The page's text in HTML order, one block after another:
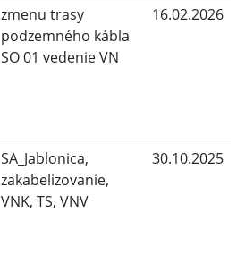
zmenu trasy
podzemného kábla
SO 01 vedenie VN
16.02.2026
SA_Jablonica,
zakabelizovanie,
VNK, TS, VNV
30.10.2025